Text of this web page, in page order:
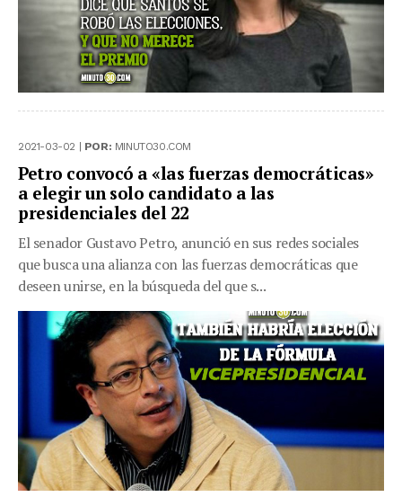
2021-03-02 | POR: MINUTO30.COM
Petro convocó a «las fuerzas democráticas»
a elegir un solo candidato a las
presidenciales del 22
El senador Gustavo Petro, anunció en sus redes sociales
que busca una alianza con las fuerzas democráticas que
deseen unirse, en la búsqueda del que s...